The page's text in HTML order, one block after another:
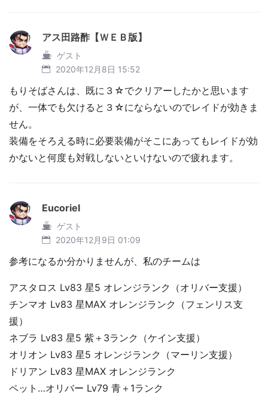
アス田路酢【ＷＥＢ版】
ゲスト
2020年12月8日 15:52
もりそばさんは、既に３☆でクリアーしたかと思います
が、一体でも欠けると３☆にならないのでレイドが効きま
せん。
装備をそろえる時に必要装備がそこにあってもレイドが効
かないと何度も対戦しないといけないので疲れます。
Eucoriel
ゲスト
2020年12月9日 01:09
参考になるか分かりませんが、私のチームは
アスタロス Lv83 星5 オレンジランク（オリバー支援）
チンマオ Lv83 星MAX オレンジランク（フェンリス支
援）
ネブラ Lv83 星5 紫＋3ランク（ケイン支援）
オリオン Lv83 星5 オレンジランク（マーリン支援）
ドリアン Lv83 星MAX オレンジランク
ペット…オリバー Lv79 青＋1ランク